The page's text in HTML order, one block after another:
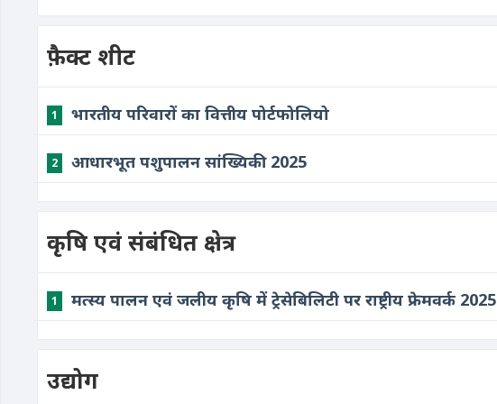
फ़ैक्ट शीट
1 भारतीय परिवारों का वित्तीय पोर्टफोलियो
2 आधारभूत पशुपालन सांख्यिकी 2025
कृषि एवं संबंधित क्षेत्र
1 मत्स्य पालन एवं जलीय कृषि में ट्रेसेबिलिटी पर राष्ट्रीय फ्रेमवर्क 2025
उद्योग